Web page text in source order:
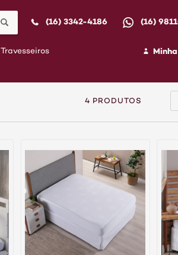
(16) 3342-4186 (16)
Travesseiros
4 PRODUTOS